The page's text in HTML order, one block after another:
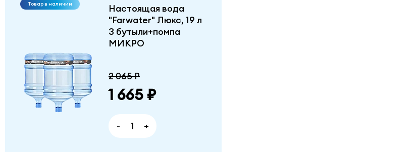
Товар в наличии
Настоящая вода
"Farwater" Люкс, 19 л
3 бутыли+помпа
МИКРО
2 065 ₽
1 665 ₽
- +